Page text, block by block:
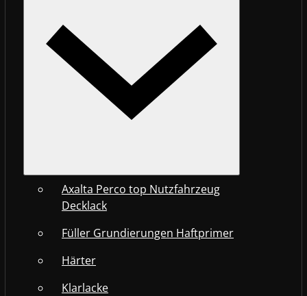
Axalta Perco top Nutzfahrzeug
Decklack
Füller Grundierungen Haftprimer
Härter
Klarlacke